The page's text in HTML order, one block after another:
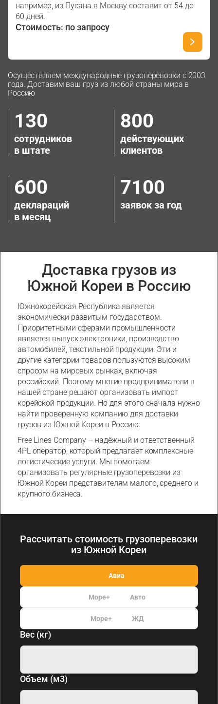
например, из Пусана в Москву составит от 54 до
60 дней.
Стоимость: по запросу
Осуществляем международные грузоперевозки с 2003
года. Доставим ваш груз из любой страны мира в
Россию
130
сотрудников
в штате
800
действующих
клиентов
600
деклараций
в месяц
7100
заявок за год
Доставка грузов из
Южной Кореи в Россию
Южнокорейская Республика является
экономически развитым государством.
Приоритетными сферами промышленности
является выпуск электроники, производство
автомобилей, текстильной продукции. Эти и
другие категории товаров пользуются высоким
спросом на мировых рынках, включая
российский. Поэтому многие предприниматели в
нашей стране решают организовать импорт
корейской продукции. Но для этого сначала нужно
найти проверенную компанию для доставки
грузов из Южной Кореи в Россию.
Free Lines Company – надёжный и ответственный
4PL оператор, который предлагает комплексные
логистические услуги. Мы помогаем
организовать регулярные грузоперевозки из
Южной Кореи представителям малого, среднего и
крупного бизнеса.
Рассчитать стоимость грузоперевозки
из Южной Кореи
Авиа
Море+ Авто
Море+ ЖД
Вес (кг)
Объем (м3)